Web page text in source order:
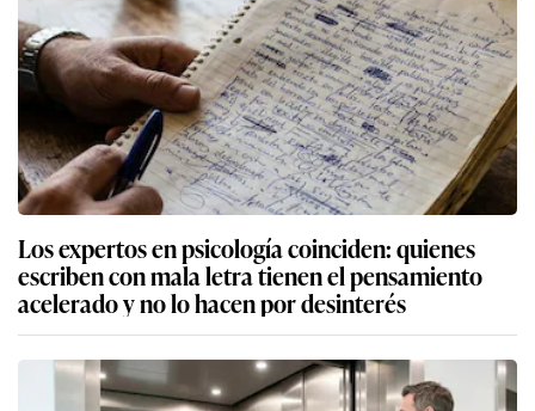
Los expertos en psicología coinciden: quienes
escriben con mala letra tienen el pensamiento
acelerado y no lo hacen por desinterés